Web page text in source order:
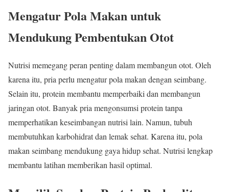
Mengatur Pola Makan untuk
Mendukung Pembentukan Otot
Nutrisi memegang peran penting dalam membangun otot. Oleh
karena itu, pria perlu mengatur pola makan dengan seimbang.
Selain itu, protein membantu memperbaiki dan membangun
jaringan otot. Banyak pria mengonsumsi protein tanpa
memperhatikan keseimbangan nutrisi lain. Namun, tubuh
membutuhkan karbohidrat dan lemak sehat. Karena itu, pola
makan seimbang mendukung gaya hidup sehat. Nutrisi lengkap
membantu latihan memberikan hasil optimal.